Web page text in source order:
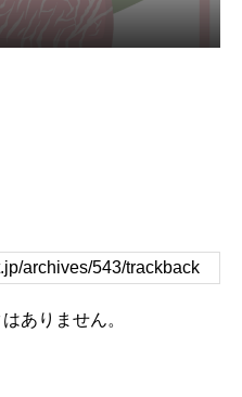
ありません。